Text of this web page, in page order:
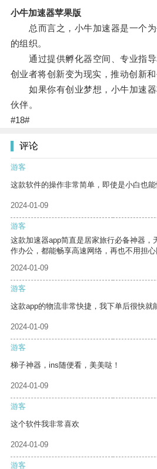
小牛加速器苹果版
总而言之，小牛加速器是一个为
的组织。
通过提供孵化器空间、专业指导
创业者将创新变为现实，推动创新和
如果你有创业梦想，小牛加速器
伙伴。
#18#
评论
游客
这款软件的操作非常简单，即使是小白也能
2024-01-09
游客
这款加速器app简直是居家旅行必备神器，
作办公，都能畅享高速网络，再也不用担心
2024-01-09
游客
这款app的物流非常快捷，我下单后很快就
2024-01-09
游客
梯子神器，ins随便看，美美哒！
2024-01-09
游客
这个软件我非常喜欢
2024-01-09
游客